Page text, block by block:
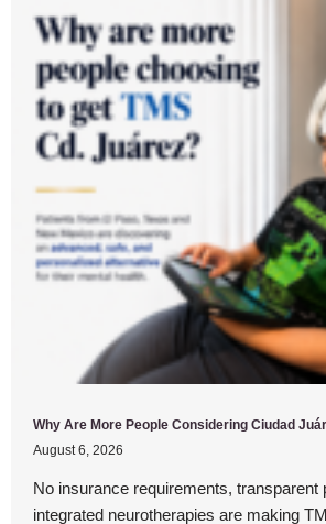
Why Are More People Considering Ciudad
August 6, 2026
No insurance requirements, transparent
integrated neurotherapies are making